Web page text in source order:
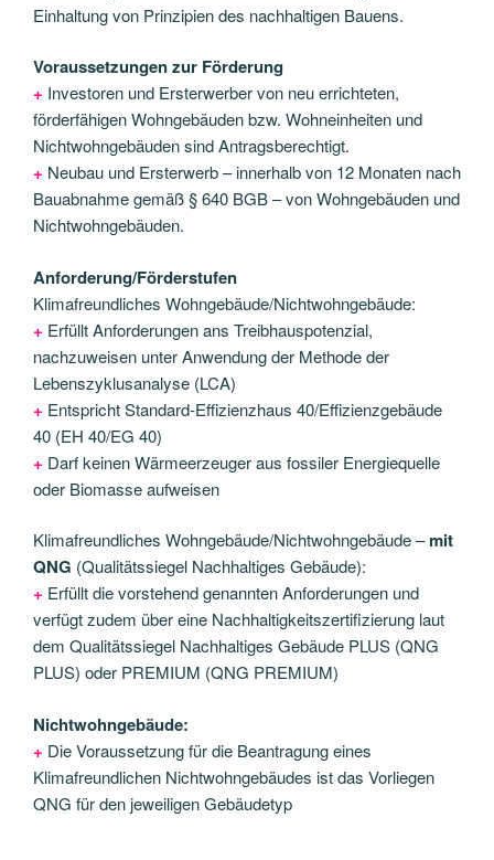
Einhaltung von Prinzipien des nachhaltigen Bauens.
Voraussetzungen zur Förderung
+ Investoren und Ersterwerber von neu errichteten,
förderfähigen Wohngebäuden bzw. Wohneinheiten und
Nichtwohngebäuden sind Antragsberechtigt.
+ Neubau und Ersterwerb – innerhalb von 12 Monaten nach
Bauabnahme gemäß § 640 BGB – von Wohngebäuden und
Nichtwohngebäuden.
Anforderung/Förderstufen
Klimafreundliches Wohngebäude/Nichtwohngebäude:
+ Erfüllt Anforderungen ans Treibhauspotenzial,
nachzuweisen unter Anwendung der Methode der
Lebenszyklusanalyse (LCA)
+ Entspricht Standard-Effizienzhaus 40/Effizienzgebäude
40 (EH 40/EG 40)
+ Darf keinen Wärmeerzeuger aus fossiler Energiequelle
oder Biomasse aufweisen
Klimafreundliches Wohngebäude/Nichtwohngebäude –mit
QNG (Qualitätssiegel Nachhaltiges Gebäude):
+ Erfüllt die vorstehend genannten Anforderungen und
verfügt zudem über eine Nachhaltigkeitszertifizierung laut
dem Qualitätssiegel Nachhaltiges Gebäude PLUS (QNG
PLUS) oder PREMIUM (QNG PREMIUM)
Nichtwohngebäude:
+ Die Voraussetzung für die Beantragung eines
Klimafreundlichen Nichtwohngebäudes ist das Vorliegen
QNG für den jeweiligen Gebäudetyp